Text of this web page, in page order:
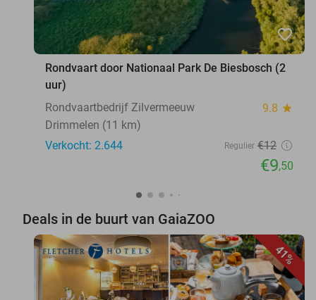
favorite_border
Rondvaart door Nationaal Park De Biesbosch (2
uur)
Rondvaartbedrijf Zilvermeeuw
9.8 star
Drimmelen (11 km)
Verkocht: 2.644
Regulier €12
€9,50
Deals in de buurt van GaiaZOO
41%